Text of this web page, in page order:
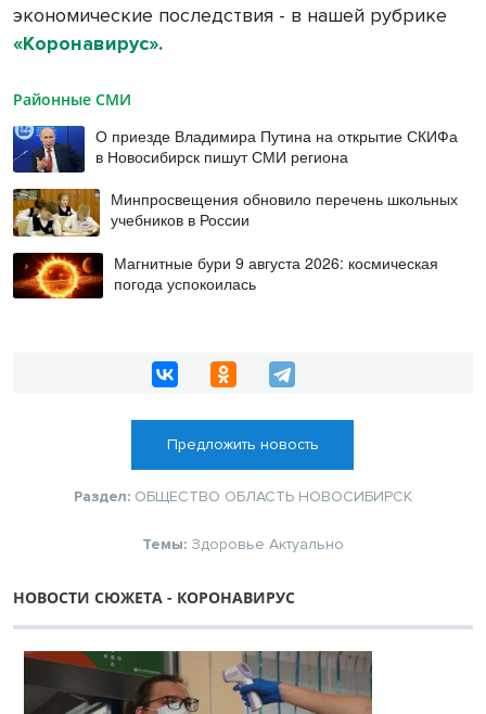
экономические последствия - в нашей рубрике
«Коронавирус».
Районные СМИ
О приезде Владимира Путина на открытие СКИФа
в Новосибирск пишут СМИ региона
Минпросвещения обновило перечень школьных
учебников в России
Магнитные бури 9 августа 2026: космическая
погода успокоилась
Предложить новость
Раздел: ОБЩЕСТВО ОБЛАСТЬ НОВОСИБИРСК
Темы: Здоровье Актуально
НОВОСТИ СЮЖЕТА - КОРОНАВИРУС